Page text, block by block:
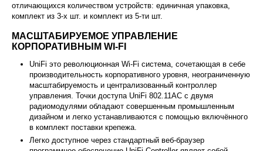
отличающихся количеством устройств: единичная упаковка,
комплект из 3-х шт. и комплект из 5-ти шт.
МАСШТАБИРУЕМОЕ УПРАВЛЕНИЕ
КОРПОРАТИВНЫМ WI-FI
UniFi это революционная Wi-Fi система, сочетающая в себе
производительность корпоративного уровня, неограниченную
масштабируемость и централизованный контроллер
управления. Точки доступа UniFi 802.11AC с двумя
радиомодулями обладают совершенным промышленным
дизайном и легко устанавливаются с помощью включённого
в комплект поставки крепежа.
Легко доступное через стандартный веб-браузер